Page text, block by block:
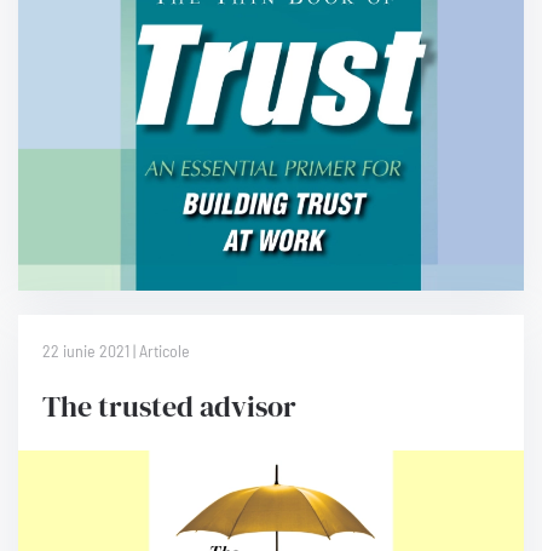
22 iunie 2021 | Articole
The trusted advisor